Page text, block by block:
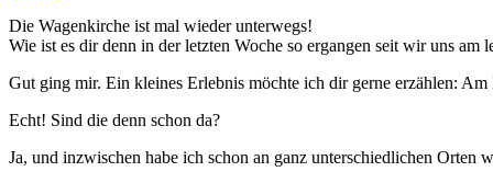
Die Wagenkirche ist mal wieder unterwegs!
Wie ist es dir denn in der letzten Woche so ergangen seit wir uns am
Gut ging mir. Ein kleines Erlebnis möchte ich dir gerne erzählen:
Echt! Sind die denn schon da?
Ja, und inzwischen habe ich schon an ganz unterschiedlichen Orten